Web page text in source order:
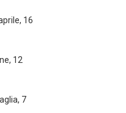
16
12
7